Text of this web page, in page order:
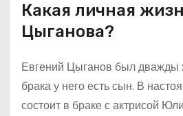
Какая личная
Цыганова?
Евгений Цыганов был дважды
брака у него есть сын. В
состоит в браке с актрисой